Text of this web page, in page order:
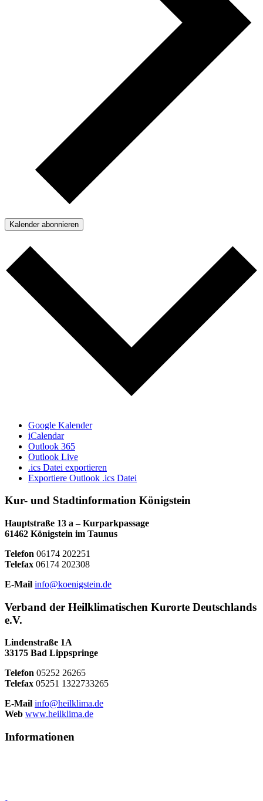
Kalender abonnieren
Google Kalender
iCalendar
Outlook 365
Outlook Live
.ics Datei exportieren
Exportiere Outlook .ics Datei
Kur- und Stadtinformation Königstein
Hauptstraße 13 a – Kurparkpassage
61462 Königstein im Taunus
Telefon 06174 202251
Telefax 06174 202308
E-Mail info@koenigstein.de
Verband der Heilklimatischen Kurorte Deutschlands
e.V.
Lindenstraße 1A
33175 Bad Lippspringe
Telefon 05252 26265
Telefax 05251 1322733265
E-Mail info@heilklima.de
Web www.heilklima.de
Informationen